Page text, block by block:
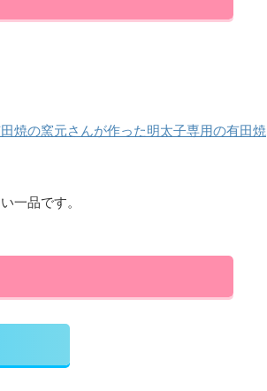
焼の窯元さんが作った明太子専用の有田焼
一品です。